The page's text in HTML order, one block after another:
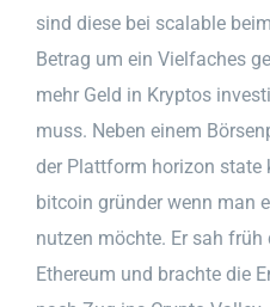
sind diese bei scalable
Betrag um ein Vielfaches
mehr Geld in Kryptos
muss. Neben einem
der Plattform horizon state
bitcoin gründer wenn man
nutzen möchte. Er sah
Ethereum und brachte die